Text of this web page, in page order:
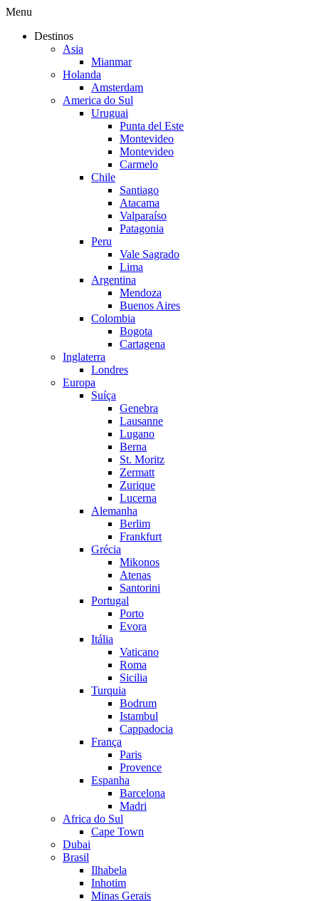
Menu
Destinos
Asia
Mianmar
Holanda
Amsterdam
America do Sul
Uruguai
Punta del Este
Montevideo
Montevideo
Carmelo
Chile
Santiago
Atacama
Valparaíso
Patagonia
Peru
Vale Sagrado
Lima
Argentina
Mendoza
Buenos Aires
Colombia
Bogota
Cartagena
Inglaterra
Londres
Europa
Suíça
Genebra
Lausanne
Lugano
Berna
St. Moritz
Zermatt
Zurique
Lucerna
Alemanha
Berlim
Frankfurt
Grécia
Mikonos
Atenas
Santorini
Portugal
Porto
Evora
Itália
Vaticano
Roma
Sicilia
Turquia
Bodrum
Istambul
Cappadocia
França
Paris
Provence
Espanha
Barcelona
Madri
Africa do Sul
Cape Town
Dubai
Brasil
Ilhabela
Inhotim
Minas Gerais